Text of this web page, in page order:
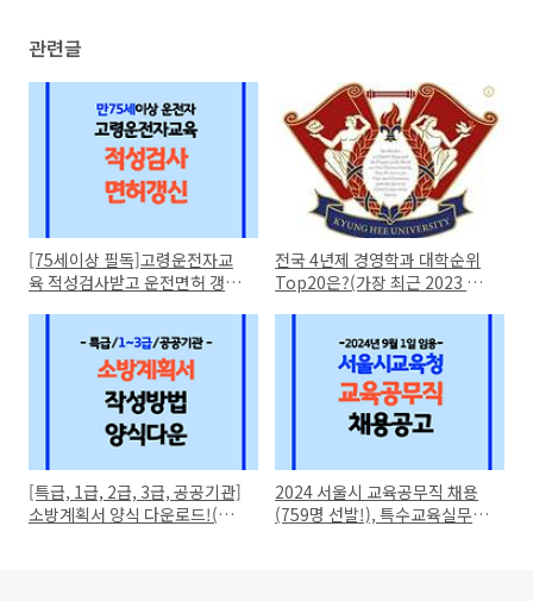
관련글
[75세이상 필독]고령운전자교
육 적성검사받고 운전면허 갱신
전국 4년제 경영학과 대학순위
Top20은?(가장 최근 2023 정
[특급, 1급, 2급, 3급, 공공기관]
소방계획서 양식 다운로드!(작
2024 서울시 교육공무직 채용
(759명 선발!), 특수교육실무사